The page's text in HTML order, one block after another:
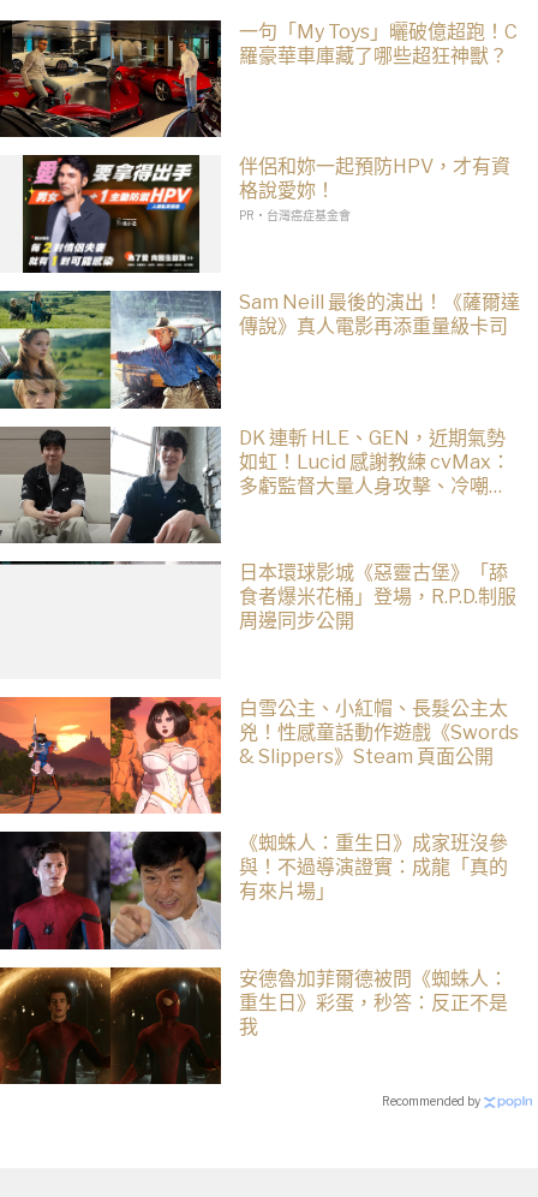
一句「My Toys」曬破億超跑！C
羅豪華車庫藏了哪些超狂神獸？
伴侶和妳一起預防HPV，才有資
格說愛妳！
PR・台灣癌症基金會
Sam Neill 最後的演出！《薩爾達
傳說》真人電影再添重量級卡司
DK 連斬 HLE、GEN，近期氣勢
如虹！Lucid 感謝教練 cvMax：
多虧監督大量人身攻擊、冷嘲熱
日本環球影城《惡靈古堡》「舔
食者爆米花桶」登場，R.P.D.制服
周邊同步公開
白雪公主、小紅帽、長髮公主太
兇！性感童話動作遊戲《Swords
& Slippers》Steam 頁面公開
《蜘蛛人：重生日》成家班沒參
與！不過導演證實：成龍「真的
有來片場」
安德魯加菲爾德被問《蜘蛛人：
重生日》彩蛋，秒答：反正不是
我
Recommended by